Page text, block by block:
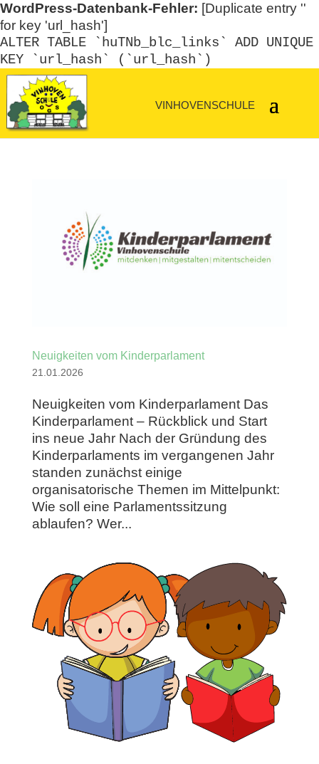
WordPress-Datenbank-Fehler: [Duplicate entry ''
for key 'url_hash']
ALTER TABLE `huTNb_blc_links` ADD UNIQUE
KEY `url_hash` (`url_hash`)
Neuigkeiten vom Kinderparlament
21.01.2026
Neuigkeiten vom Kinderparlament Das
Kinderparlament – Rückblick und Start
ins neue Jahr Nach der Gründung des
Kinderparlaments im vergangenen Jahr
standen zunächst einige
organisatorische Themen im Mittelpunkt:
Wie soll eine Parlamentssitzung
ablaufen? Wer...